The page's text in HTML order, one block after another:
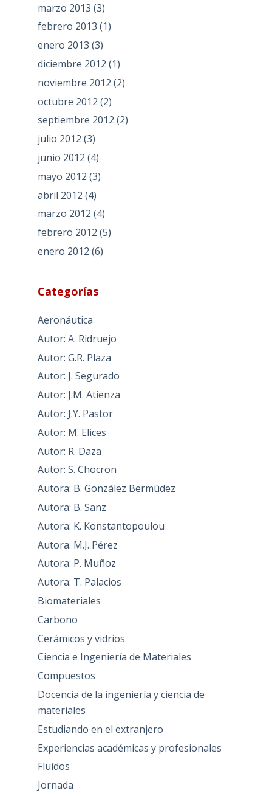
marzo 2013 (3)
febrero 2013 (1)
enero 2013 (3)
diciembre 2012 (1)
noviembre 2012 (2)
octubre 2012 (2)
septiembre 2012 (2)
julio 2012 (3)
junio 2012 (4)
mayo 2012 (3)
abril 2012 (4)
marzo 2012 (4)
febrero 2012 (5)
enero 2012 (6)
Categorías
Aeronáutica
Autor: A. Ridruejo
Autor: G.R. Plaza
Autor: J. Segurado
Autor: J.M. Atienza
Autor: J.Y. Pastor
Autor: M. Elices
Autor: R. Daza
Autor: S. Chocron
Autora: B. González Bermúdez
Autora: B. Sanz
Autora: K. Konstantopoulou
Autora: M.J. Pérez
Autora: P. Muñoz
Autora: T. Palacios
Biomateriales
Carbono
Cerámicos y vidrios
Ciencia e Ingeniería de Materiales
Compuestos
Docencia de la ingeniería y ciencia de
materiales
Estudiando en el extranjero
Experiencias académicas y profesionales
Fluidos
Jornada